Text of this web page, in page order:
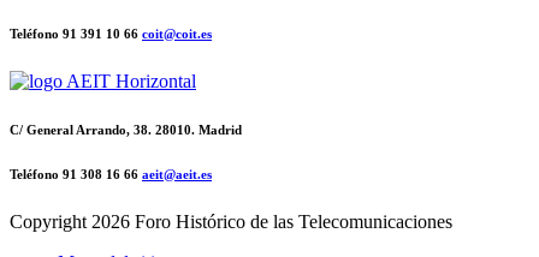
Teléfono 91 391 10 66 coit@coit.es
C/ General Arrando, 38. 28010. Madrid
Teléfono 91 308 16 66 aeit@aeit.es
Copyright 2026 Foro Histórico de las Telecomunicaciones